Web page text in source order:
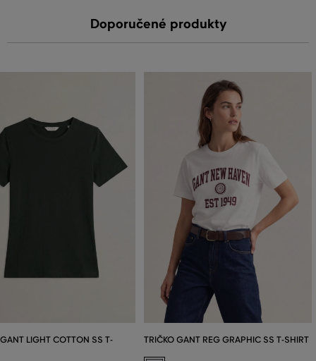
Doporučené produkty
LIGHT COTTON SS T- TRIČKO GANT REG GRAPHIC SS T-SHIRT